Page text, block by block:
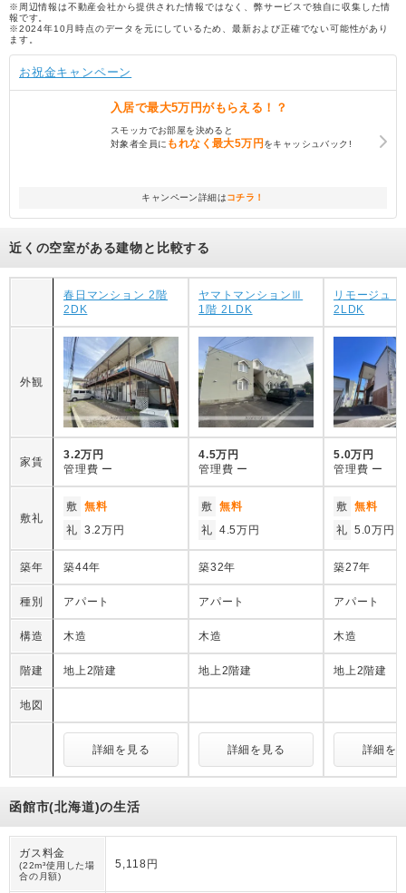
※周辺情報は不動産会社から提供された情報ではなく、弊サービスで独自に収集した情
報です。
※2024年10月時点のデータを元にしているため、最新および正確でない可能性があり
ます。
お祝金キャンペーン
入居で最大5万円がもらえる！？
スモッカでお部屋を決めると
対象者全員に もれなく最大5万円をキャッシュバック!
キャンペーン詳細はコチラ！
近くの空室がある建物と比較する
春日マンション 2階
2DK
ヤマトマンションⅢ
1階 2LDK
リモージュ 2
2LDK
外観
家賃
3.2万円
管理費 ー
4.5万円
管理費 ー
5.0万円
管理費 ー
敷礼
敷 無料
礼 3.2万円
敷 無料
礼 4.5万円
敷 無料
礼 5.0万円
築年 築44年 築32年 築27年
種別 アパート アパート アパート
構造 木造 木造 木造
階建 地上2階建 地上2階建 地上2階建
地図
詳細を見る 詳細を見る 詳細を
函館市(北海道)の生活
ガス料金
(22m³使用した場
合の月額)
5,118円